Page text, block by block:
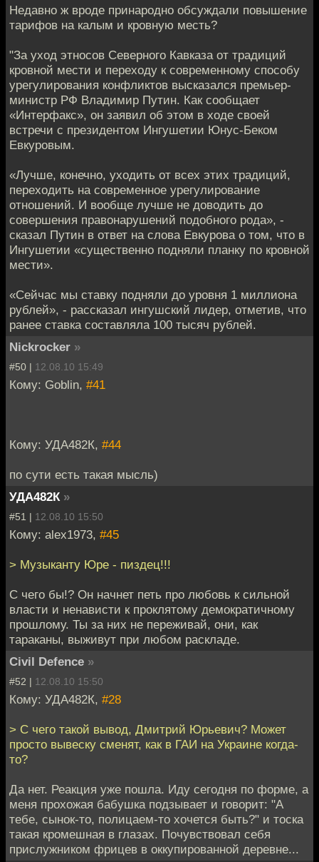
Недавно ж вроде принародно обсуждали повышение
тарифов на калым и кровную месть?
"За уход этносов Северного Кавказа от традиций
кровной мести и переходу к современному способу
урегулирования конфликтов высказался премьер-
министр РФ Владимир Путин. Как сообщает
«Интерфакс», он заявил об этом в ходе своей
встречи с президентом Ингушетии Юнус-Беком
Евкуровым.
«Лучше, конечно, уходить от всех этих традиций,
переходить на современное урегулирование
отношений. И вообще лучше не доводить до
совершения правонарушений подобного рода», -
сказал Путин в ответ на слова Евкурова о том, что в
Ингушетии «существенно подняли планку по кровной
мести».
«Сейчас мы ставку подняли до уровня 1 миллиона
рублей», - рассказал ингушский лидер, отметив, что
ранее ставка составляла 100 тысяч рублей.
Nickrocker »
#50 | 12.08.10 15:49
Кому: Goblin, #41
Кому: УДА482К, #44
по сути есть такая мысль)
УДА482К »
#51 | 12.08.10 15:50
Кому: alex1973, #45
> Музыканту Юре - пиздец!!!
С чего бы!? Он начнет петь про любовь к сильной
власти и ненависти к проклятому демократичному
прошлому. Ты за них не переживай, они, как
тараканы, выживут при любом раскладе.
Civil Defence »
#52 | 12.08.10 15:50
Кому: УДА482К, #28
> С чего такой вывод, Дмитрий Юрьевич? Может
просто вывеску сменят, как в ГАИ на Украине когда-
то?
Да нет. Реакция уже пошла. Иду сегодня по форме, а
меня прохожая бабушка подзывает и говорит: "А
тебе, сынок-то, полицаем-то хочется быть?" и тоска
такая кромешная в глазах. Почувствовал себя
прислужником фрицев в оккупированной деревне...